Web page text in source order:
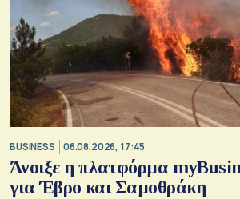
BUSINESS 06.08.2026, 17:45
Άνοιξε η πλατφόρμα
για Έβρο και Σαμοθράκη